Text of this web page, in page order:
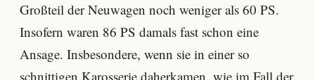
Großteil der Neuwagen noch weniger als 60 PS.
Insofern waren 86 PS damals fast schon eine
Ansage. Insbesondere, wenn sie in einer so
schnittigen Karosserie daherkamen, wie im Fall der